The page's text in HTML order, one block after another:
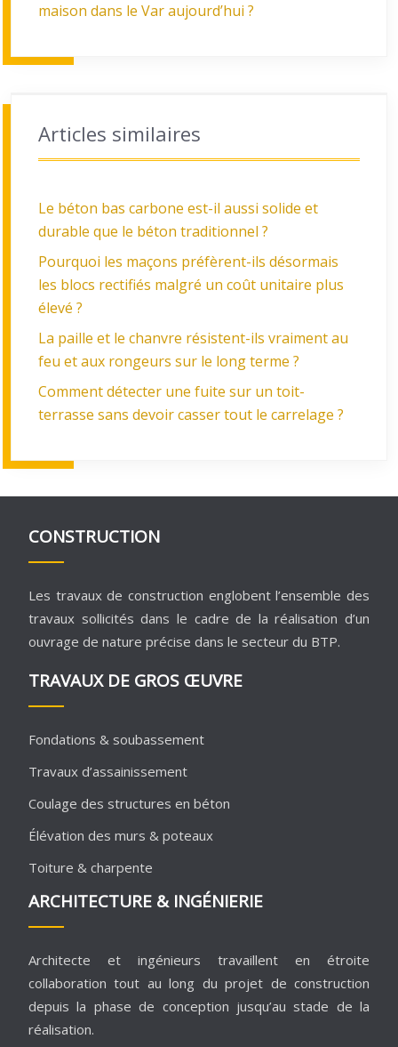
maison dans le Var aujourd’hui ?
Articles similaires
Le béton bas carbone est-il aussi solide et
durable que le béton traditionnel ?
Pourquoi les maçons préfèrent-ils désormais
les blocs rectifiés malgré un coût unitaire plus
élevé ?
La paille et le chanvre résistent-ils vraiment au
feu et aux rongeurs sur le long terme ?
Comment détecter une fuite sur un toit-
terrasse sans devoir casser tout le carrelage ?
CONSTRUCTION
Les travaux de construction englobent l’ensemble des
travaux sollicités dans le cadre de la réalisation d’un
ouvrage de nature précise dans le secteur du BTP.
TRAVAUX DE GROS ŒUVRE
Fondations & soubassement
Travaux d’assainissement
Coulage des structures en béton
Élévation des murs & poteaux
Toiture & charpente
ARCHITECTURE & INGÉNIERIE
Architecte et ingénieurs travaillent en étroite
collaboration tout au long du projet de construction
depuis la phase de conception jusqu’au stade de la
réalisation.